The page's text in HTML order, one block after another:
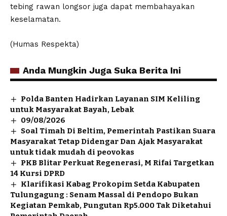
tebing rawan longsor juga dapat membahayakan
keselamatan.
(Humas Respekta)
Anda Mungkin Juga Suka Berita Ini
Polda Banten Hadirkan Layanan SIM Keliling
untuk Masyarakat Bayah, Lebak
09/08/2026
Soal Timah Di Beltim, Pemerintah Pastikan Suara
Masyarakat Tetap Didengar Dan Ajak Masyarakat
untuk tidak mudah di peovokas
PKB Blitar Perkuat Regenerasi, M Rifai Targetkan
14 Kursi DPRD
Klarifikasi Kabag Prokopim Setda Kabupaten
Tulungagung : Senam Massal di Pendopo Bukan
Kegiatan Pemkab, Pungutan Rp5.000 Tak Diketahui